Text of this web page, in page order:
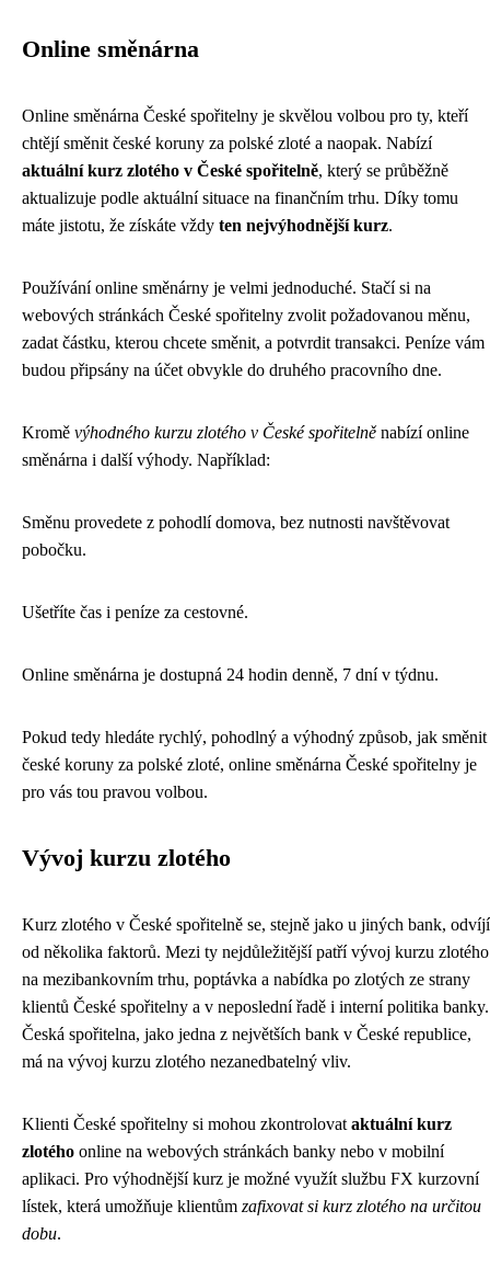
Online směnárna
Online směnárna České spořitelny je skvělou volbou pro ty, kteří
chtějí směnit české koruny za polské zloté a naopak. Nabízí
aktuální kurz zlotého v České spořitelně, který se průběžně
aktualizuje podle aktuální situace na finančním trhu. Díky tomu
máte jistotu, že získáte vždy ten nejvýhodnější kurz.
Používání online směnárny je velmi jednoduché. Stačí si na
webových stránkách České spořitelny zvolit požadovanou měnu,
zadat částku, kterou chcete směnit, a potvrdit transakci. Peníze vám
budou připsány na účet obvykle do druhého pracovního dne.
Kromě výhodného kurzu zlotého v České spořitelně nabízí online
směnárna i další výhody. Například:
Směnu provedete z pohodlí domova, bez nutnosti navštěvovat
pobočku.
Ušetříte čas i peníze za cestovné.
Online směnárna je dostupná 24 hodin denně, 7 dní v týdnu.
Pokud tedy hledáte rychlý, pohodlný a výhodný způsob, jak směnit
české koruny za polské zloté, online směnárna České spořitelny je
pro vás tou pravou volbou.
Vývoj kurzu zlotého
Kurz zlotého v České spořitelně se, stejně jako u jiných bank, odvíjí
od několika faktorů. Mezi ty nejdůležitější patří vývoj kurzu zlotého
na mezibankovním trhu, poptávka a nabídka po zlotých ze strany
klientů České spořitelny a v neposlední řadě i interní politika banky.
Česká spořitelna, jako jedna z největších bank v České republice,
má na vývoj kurzu zlotého nezanedbatelný vliv.
Klienti České spořitelny si mohou zkontrolovat aktuální kurz
zlotého online na webových stránkách banky nebo v mobilní
aplikaci. Pro výhodnější kurz je možné využít službu FX kurzovní
lístek, která umožňuje klientům zafixovat si kurz zlotého na určitou
dobu.